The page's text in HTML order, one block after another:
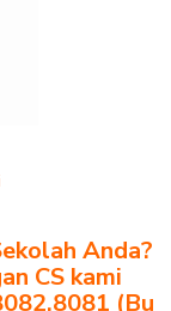
Anda?
CS kami
(Bu